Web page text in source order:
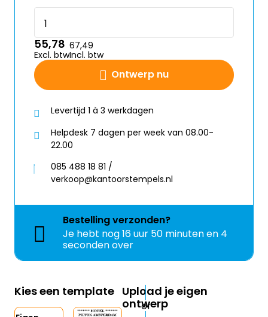
Ontwerp nu
55,78
Excl. btw
67,49
Incl. btw
Levertijd 1 à 3 werkdagen
Helpdesk 7 dagen per week van 08.00-
22.00
085 488 18 81 /
verkoop@kantoorstempels.nl
Bestellingverzonden?
Je hebt nog16 uur 50 minuten en 4
seconden over
Kies een template Upload je eigen
ontwerp